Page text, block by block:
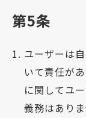
第5条
ユーザーは
いて責任が
に関してユ
義務はありま